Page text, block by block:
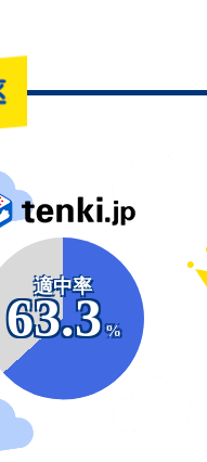
適中率
63.3
%